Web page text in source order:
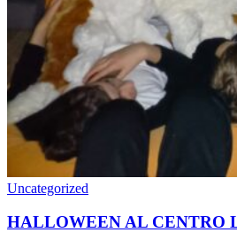
Uncategorized
HALLOWEEN AL CENTRO